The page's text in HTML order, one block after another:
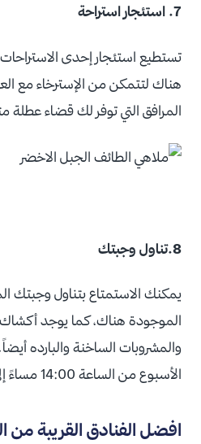
7. استئجار استراحة
تستطيع استئجار إحدى
هناك لتتمكن من الإسترخاء مع
المرافق التي توفر لك قضاء عطلة
8.تناول وجبتك
يمكنك الاستمتاع بتناول وجبتك
الموجودة هناك، كما يوجد أكشاك
والمشروبات الساخنة والبارده
الأسبوع من الساعة 14:00 مساءً إلى الساعة 04:00 صباحًا.
افضل الفنادق القريبة من